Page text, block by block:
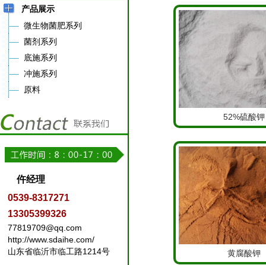
产品展示
微生物菌肥系列
菌剂系列
底施系列
冲施系列
原料
仵经理
0539-8317271
13305399326
77819709@qq.com
http://www.sdaihe.com/
山东省临沂市临工路1214号
52%硫酸钾
黄腐酸钾